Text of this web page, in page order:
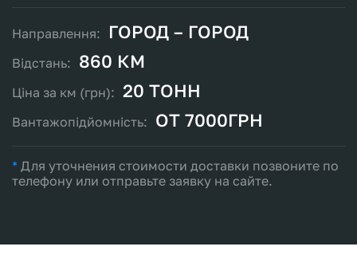
ГОРОД – ГОРОД
860 КМ
20 ТОНН
ОТ 7000ГРН
* Для уточнения стоимости доставки позвоните по
телефону или отправьте заявку на сайте.